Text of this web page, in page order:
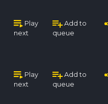
Play
next
Add to
queue
Play
next
Add to
queue